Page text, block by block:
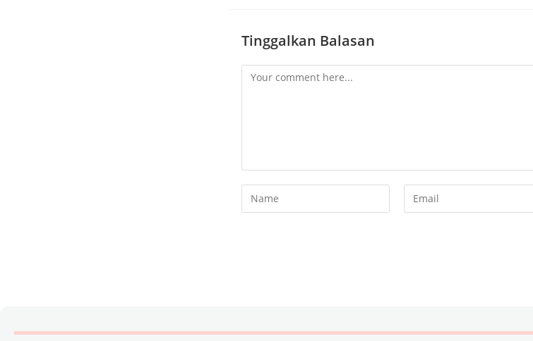
Tinggalkan Balasan